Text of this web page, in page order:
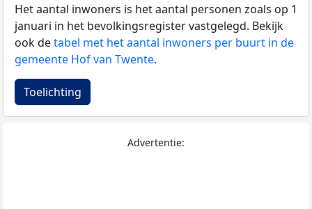
Het aantal inwoners is het aantal personen zoals op 1
januari in het bevolkingsregister vastgelegd. Bekijk
ook detabel met het aantal inwoners per buurt in de
gemeente Hof van Twente.
Toelichting
Advertentie: